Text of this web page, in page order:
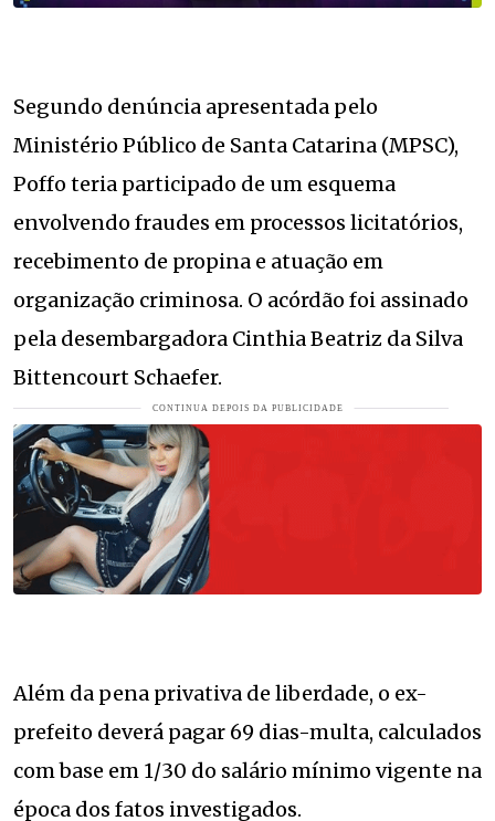
Segundo denúncia apresentada pelo
Ministério Público de Santa Catarina (MPSC),
Poffo teria participado de um esquema
envolvendo fraudes em processos licitatórios,
recebimento de propina e atuação em
organização criminosa. O acórdão foi assinado
pela desembargadora Cinthia Beatriz da Silva
Bittencourt Schaefer.
Além da pena privativa de liberdade, o ex-
prefeito deverá pagar 69 dias-multa, calculados
com base em 1/30 do salário mínimo vigente na
época dos fatos investigados.